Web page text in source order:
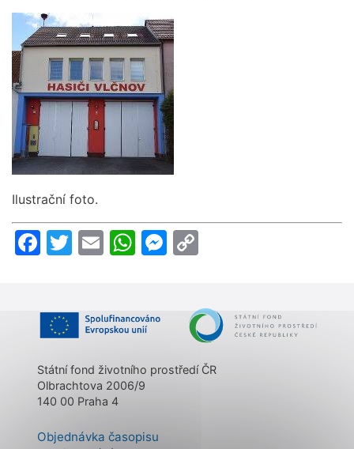
Ilustrační foto.
Facebook
Twitter
EmailWhatsApp
Messenger
Státní fond životního prostředí ČR
Olbrachtova 2006/9
140 00 Praha 4
Objednávka časopisu